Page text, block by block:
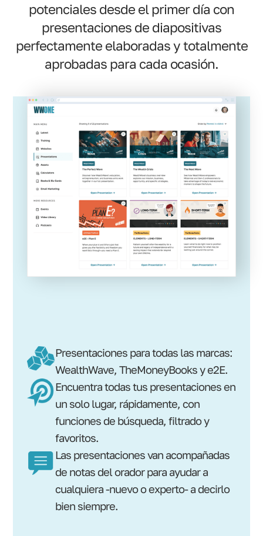
potenciales desde el primer día con
presentaciones de diapositivas
perfectamente elaboradas y totalmente
aprobadas para cada ocasión.
Presentaciones para todas las marcas:
WealthWave, TheMoneyBooks y e2E.
Encuentra todas tus presentaciones en
un solo lugar, rápidamente, con
funciones de búsqueda, filtrado y
favoritos.
Las presentaciones van acompañadas
de notas del orador para ayudar a
cualquiera -nuevo o experto- a decirlo
bien siempre.